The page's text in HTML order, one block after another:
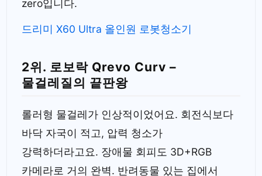
zero입니다.
드리미 X60 Ultra 올인원 로봇청소기
2위. 로보락 Qrevo Curv –
물걸레질의 끝판왕
롤러형 물걸레가 인상적이었어요. 회전식보다
바닥 자국이 적고, 압력 청소가
강력하더라고요. 장애물 회피도 3D+RGB
카메라로 거의 완벽. 반려동물 있는 집에서